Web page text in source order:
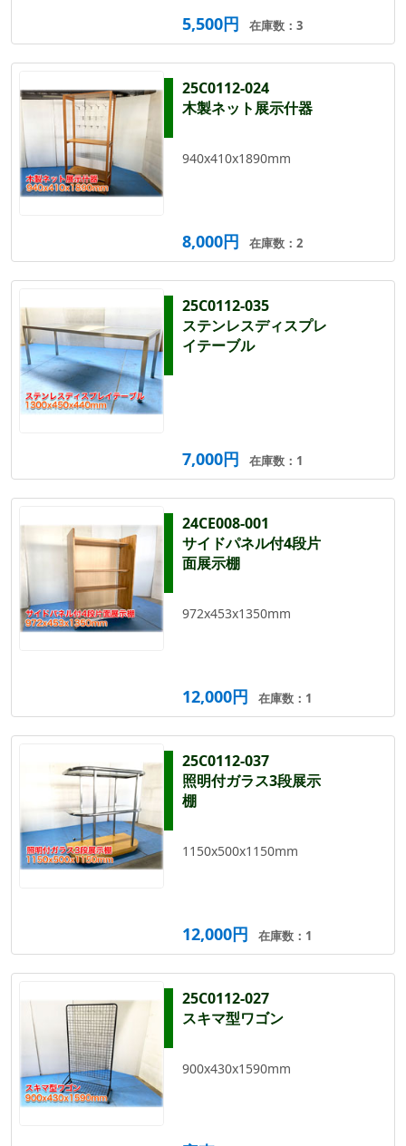
5,500円 在庫数：3
25C0112-024
木製ネット展示什器
940x410x1890mm
8,000円 在庫数：2
25C0112-035
ステンレスディスプレ
イテーブル
7,000円 在庫数：1
24CE008-001
サイドパネル付4段片
面展示棚
972x453x1350mm
12,000円 在庫数：1
25C0112-037
照明付ガラス3段展示
棚
1150x500x1150mm
12,000円 在庫数：1
25C0112-027
スキマ型ワゴン
900x430x1590mm